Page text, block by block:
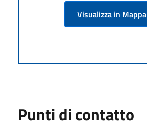
Visualizza in Mappa
Punti di contatto